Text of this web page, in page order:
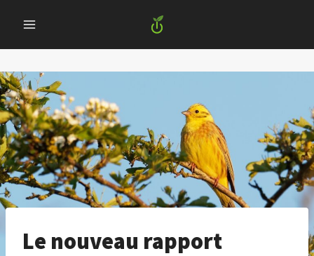
content
Le nouveau rapport